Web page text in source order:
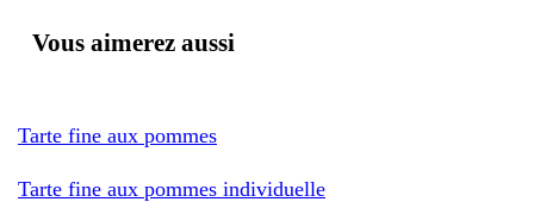
Vous aimerez aussi
Tarte fine aux pommes
Tarte fine aux pommes individuelle